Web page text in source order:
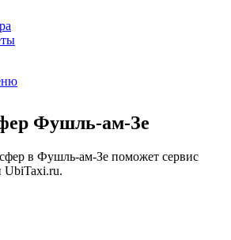
Фушль-ам-Зе
в Фушль-ам-Зе поможет сервис
UbiTaxi.ru.